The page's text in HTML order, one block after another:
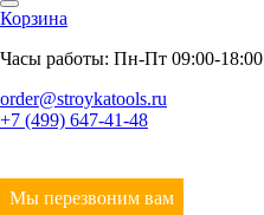
Корзина
Часы работы: Пн-Пт 09:00-18:00
order@stroykatools.ru
+7 (499) 647-41-48
Мы перезвоним вам